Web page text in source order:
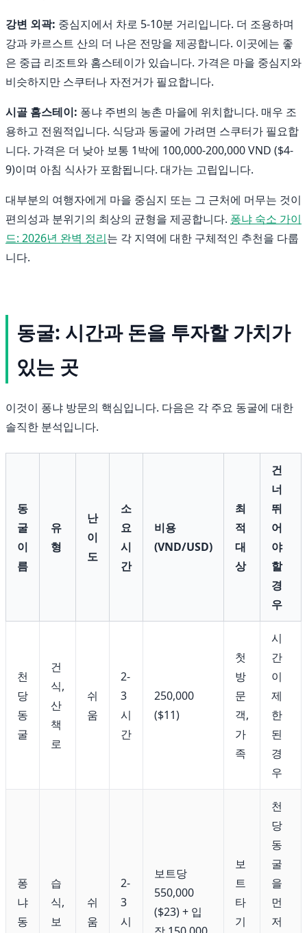
강변 외곽: 중심지에서 차로 5-10분 거리입니다. 더 조용하며
강과 카르스트 산의 더 나은 전망을 제공합니다. 이곳에는 좋
은 중급 리조트와 홈스테이가 있습니다. 가격은 마을 중심지와
비슷하지만 스쿠터나 자전거가 필요합니다.
시골 홈스테이: 퐁냐 주변의 농촌 마을에 위치합니다. 매우 조
용하고 전원적입니다. 식당과 동굴에 가려면 스쿠터가 필요합
니다. 가격은 더 낮아 보통 1박에 100,000-200,000 VND ($4-
9)이며 아침 식사가 포함됩니다. 대가는 고립입니다.
대부분의 여행자에게 마을 중심지 또는 그 근처에 머무는 것이
편의성과 분위기의 최상의 균형을 제공합니다. 퐁냐 숙소 가이
드: 2026년 완벽 정리는 각 지역에 대한 구체적인 추천을 다룹
니다.
동굴: 시간과 돈을 투자할 가치가
있는 곳
이것이 퐁냐 방문의 핵심입니다. 다음은 각 주요 동굴에 대한
솔직한 분석입니다.
동
굴
이
름
유
형
난
이
도
소
요
시
간
비용
(VND/USD)
최
적
대
상
건
너
뛰
어
야
할
경
우
천
당
동
굴
건
식,
산
책
로
쉬
움
2-
3
시
간
250,000
($11)
첫
방
문
객,
가
족
시
간
이
제
한
된
경
우
퐁
냐
동
습
식,
보
쉬
움
2-
3
시
보트당
550,000
($23) + 입
보
트
타
기
천
당
동
굴
을
먼
저